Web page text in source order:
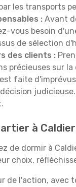
les transports
: Avant
vous besoin
de sélection
des clients :
précieuses sur
faite
à
de dormir à
choix,
de l'action, avec